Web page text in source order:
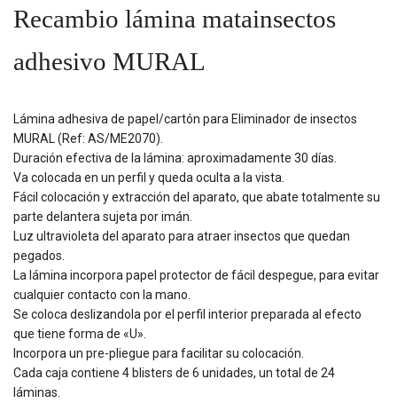
Recambio lámina matainsectos
adhesivo MURAL
Lámina adhesiva de papel/cartón para Eliminador de insectos
MURAL (Ref: AS/ME2070).
Duración efectiva de la lámina: aproximadamente 30 días.
Va colocada en un perfil y queda oculta a la vista.
Fácil colocación y extracción del aparato, que abate totalmente su
parte delantera sujeta por imán.
Luz ultravioleta del aparato para atraer insectos que quedan
pegados.
La lámina incorpora papel protector de fácil despegue, para evitar
cualquier contacto con la mano.
Se coloca deslizandola por el perfil interior preparada al efecto
que tiene forma de «U».
Incorpora un pre-pliegue para facilitar su colocación.
Cada caja contiene 4 blisters de 6 unidades, un total de 24
láminas.